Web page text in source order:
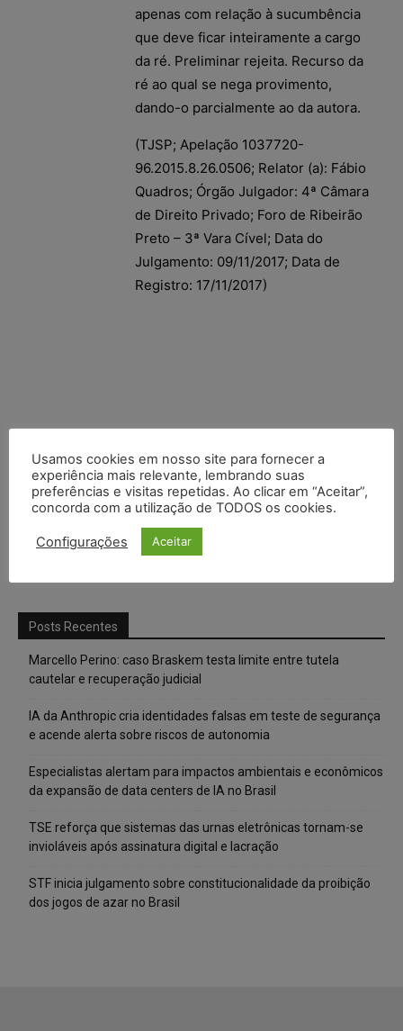
apenas com relação à sucumbência
que deve ficar inteiramente a cargo
da ré. Preliminar rejeita. Recurso da
ré ao qual se nega provimento,
dando-o parcialmente ao da autora.
(TJSP; Apelação 1037720-
96.2015.8.26.0506; Relator (a): Fábio
Quadros; Órgão Julgador: 4ª Câmara
de Direito Privado; Foro de Ribeirão
Preto – 3ª Vara Cível; Data do
Julgamento: 09/11/2017; Data de
Registro: 17/11/2017)
Posts Recentes
Marcello Perino: caso Braskem testa limite entre tutela
cautelar e recuperação judicial
IA da Anthropic cria identidades falsas em teste de segurança
e acende alerta sobre riscos de autonomia
Especialistas alertam para impactos ambientais e econômicos
da expansão de data centers de IA no Brasil
TSE reforça que sistemas das urnas eletrônicas tornam-se
invioláveis após assinatura digital e lacração
STF inicia julgamento sobre constitucionalidade da proibição
dos jogos de azar no Brasil
Usamos cookies em nosso site para fornecer a
experiência mais relevante, lembrando suas
preferências e visitas repetidas. Ao clicar em “Aceitar”,
concorda com a utilização de TODOS os cookies.
Configurações Aceitar